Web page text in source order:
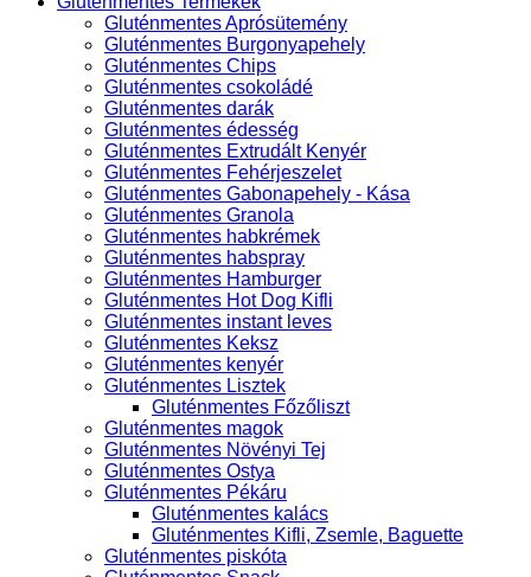
Gluténmentes Aprósütemény
Gluténmentes Burgonyapehely
Gluténmentes Chips
Gluténmentes csokoládé
Gluténmentes darák
Gluténmentes édesség
Gluténmentes Extrudált Kenyér
Gluténmentes Fehérjeszelet
Gluténmentes Gabonapehely - Kása
Gluténmentes Granola
Gluténmentes habkrémek
Gluténmentes habspray
Gluténmentes Hamburger
Gluténmentes Hot Dog Kifli
Gluténmentes instant leves
Gluténmentes Keksz
Gluténmentes kenyér
Gluténmentes Lisztek
Gluténmentes Főzőliszt
Gluténmentes magok
Gluténmentes Növényi Tej
Gluténmentes Ostya
Gluténmentes Pékáru
Gluténmentes kalács
Gluténmentes Kifli, Zsemle, Baguette
Gluténmentes piskóta